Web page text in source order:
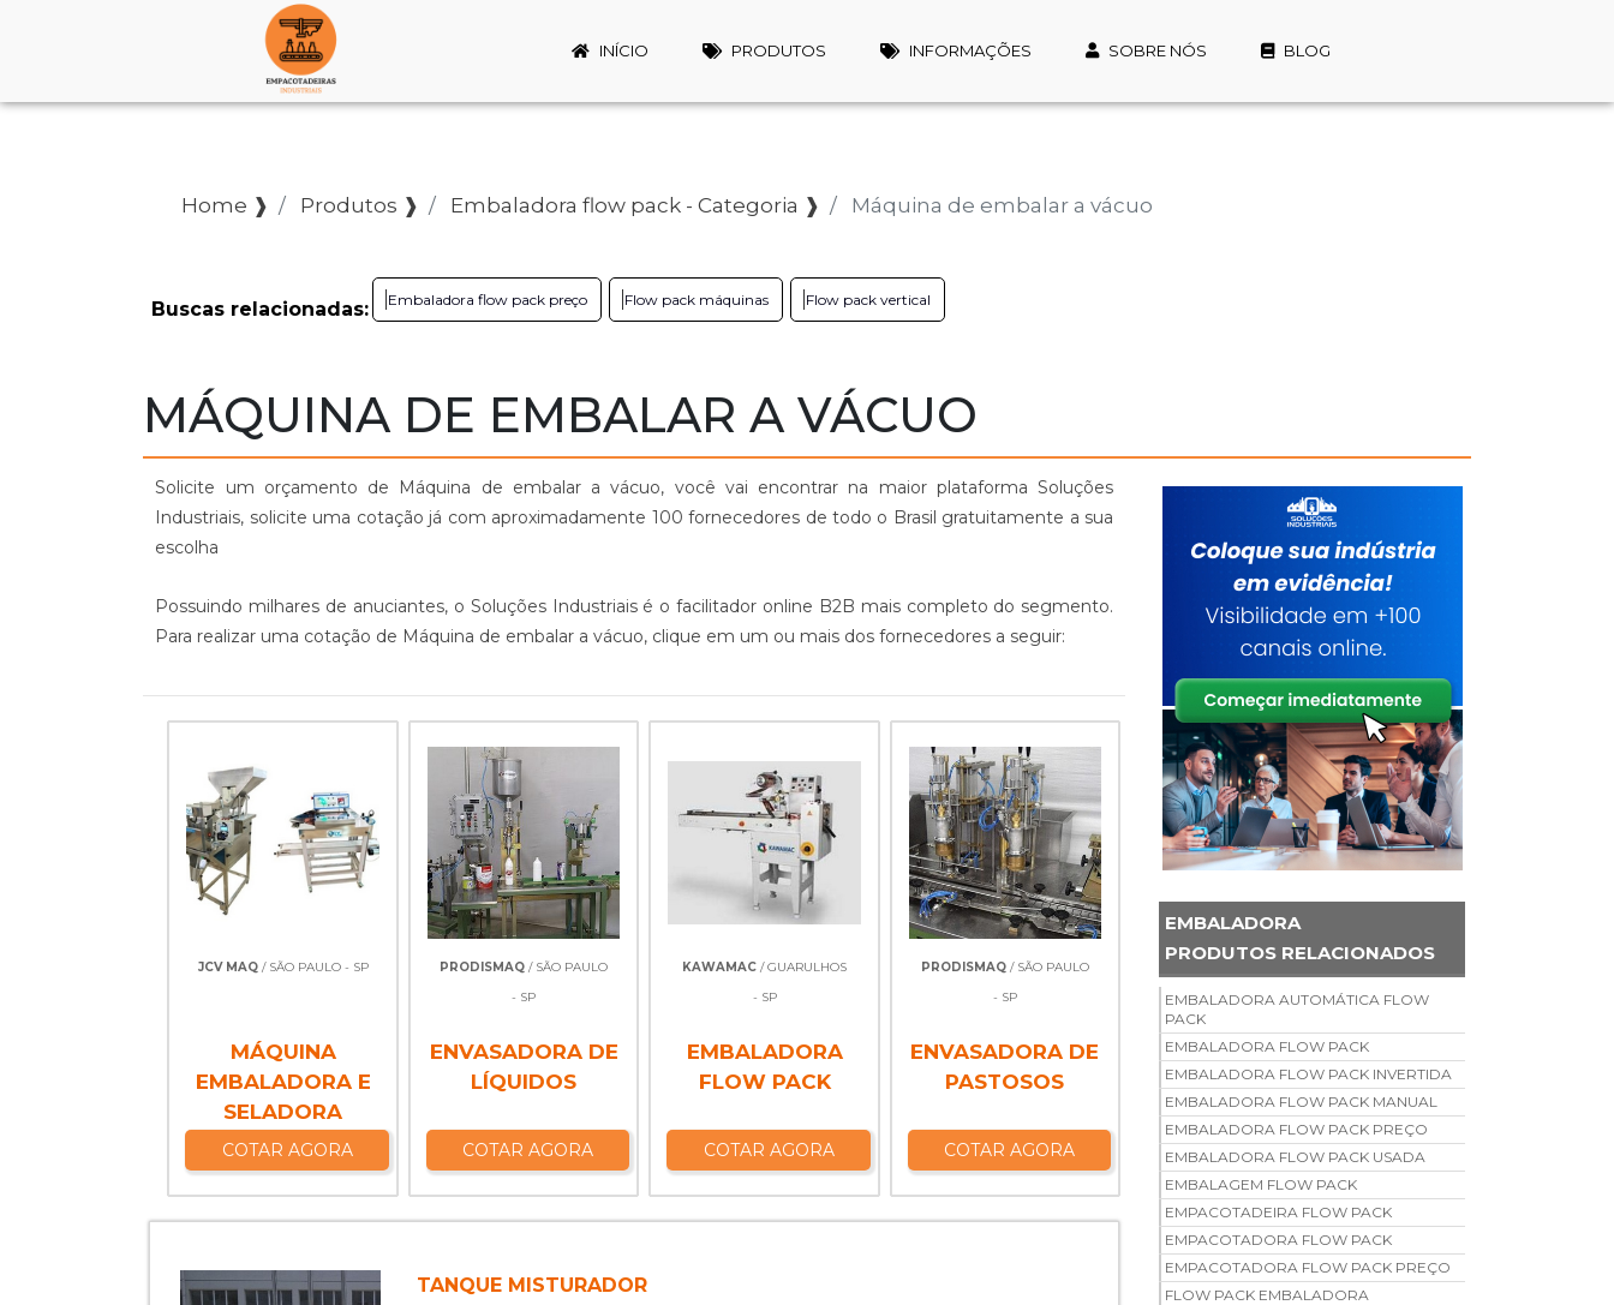
INÍCIO PRODUTOS INFORMAÇÕES SOBRE NÓS BLOG
Home ❱ Produtos ❱ Embaladora flow pack - Categoria ❱ Máquina de embalar a vácuo
Buscas relacionadas: Embaladora flow pack preço Flow pack máquinas Flow pack vertical
MÁQUINA DE EMBALAR A VÁCUO
Solicite um orçamento de Máquina de embalar a vácuo, você vai encontrar na maior plataforma Soluções
Industriais, solicite uma cotação já com aproximadamente 100 fornecedores de todo o Brasil gratuitamente a sua
escolha
Possuindo milhares de anuciantes, o Soluções Industriais é o facilitador online B2B mais completo do segmento.
Para realizar uma cotação de Máquina de embalar a vácuo, clique em um ou mais dos fornecedores a seguir:
JCV MAQ/ SÃO PAULO - SP
MÁQUINA
EMBALADORA E
SELADORA
COTAR AGORA
PRODISMAQ / SÃO PAULO
- SP
ENVASADORA DE
LÍQUIDOS
COTAR AGORA
KAWAMAC / GUARULHOS
- SP
EMBALADORA
FLOW PACK
COTAR AGORA
PRODISMAQ/ SÃO PAULO
- SP
ENVASADORA DE
PASTOSOS
COTAR AGORA
TANQUE MISTURADOR
EMBALADORA
PRODUTOS RELACIONADOS
EMBALADORA AUTOMÁTICA FLOW
PACK
EMBALADORA FLOW PACK
EMBALADORA FLOW PACK INVERTIDA
EMBALADORA FLOW PACK MANUAL
EMBALADORA FLOW PACK PREÇO
EMBALADORA FLOW PACK USADA
EMBALAGEM FLOW PACK
EMPACOTADEIRA FLOW PACK
EMPACOTADORA FLOW PACK
EMPACOTADORA FLOW PACK PREÇO
FLOW PACK EMBALADORA